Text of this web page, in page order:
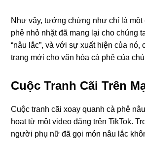
Như vậy, tưởng chừng như chỉ là một
phê nhỏ nhặt đã mang lại cho chúng
“nâu lắc”, và với sự xuất hiện của nó,
trang mới cho văn hóa cà phê của
Cuộc Tranh Cãi Trên
Cuộc tranh cãi xoay quanh cà phê
hoạt từ một video đăng trên TikTok.
người phụ nữ đã gọi món nâu lắc